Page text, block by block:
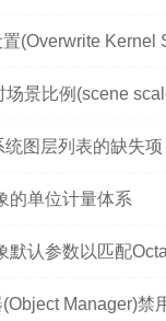
(Overwrite Kernel
场景比例(scene
图层列表的缺失项
的单位计量体系
默认参数以匹配
Manager)禁